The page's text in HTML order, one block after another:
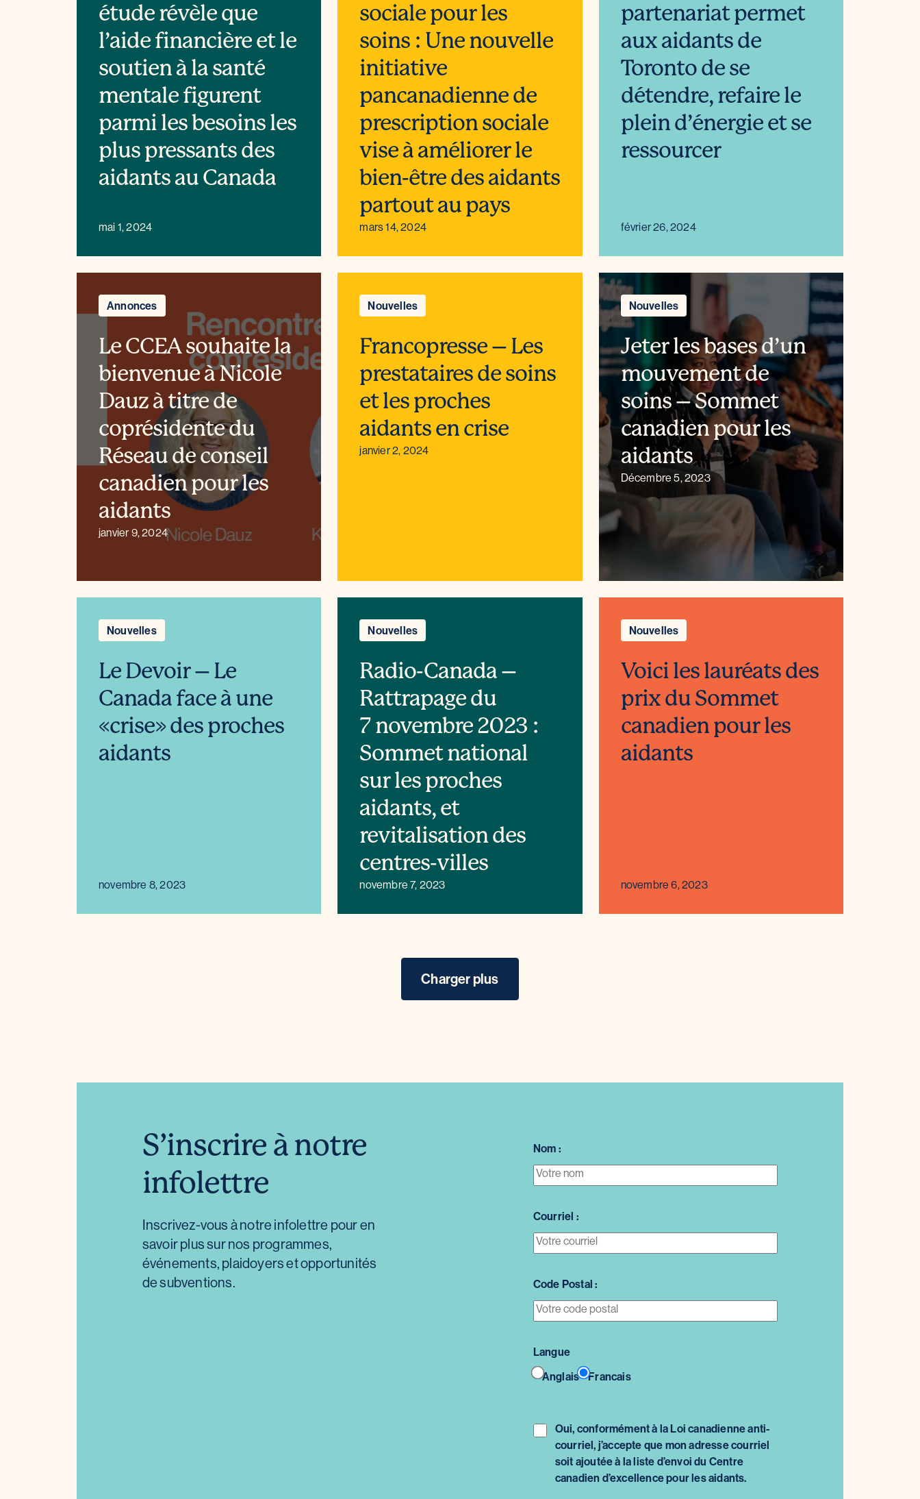
étude révèle que
l’aide financière et le
soutien à la santé
mentale figurent
parmi les besoins les
plus pressants des
aidants au Canada
mai 1, 2024
sociale pour les
soins : Une nouvelle
initiative
pancanadienne de
prescription sociale
vise à améliorer le
bien-être des aidants
partout au pays
mars 14, 2024
partenariat permet
aux aidants de
Toronto de se
détendre, refaire le
plein d’énergie et se
ressourcer
février 26, 2024
Annonces
Le CCEA souhaite la
bienvenue à Nicole
Dauz à titre de
coprésidente du
Réseau de conseil
canadien pour les
aidants
janvier 9, 2024
Nouvelles
Francopresse – Les
prestataires de soins
et les proches
aidants en crise
janvier 2, 2024
Nouvelles
Jeter les bases d’un
mouvement de
soins – Sommet
canadien pour les
aidants
Décembre 5, 2023
Nouvelles
Le Devoir – Le
Canada face à une
«crise» des proches
aidants
novembre 8, 2023
Nouvelles
Radio-Canada –
Rattrapage du
7 novembre 2023 :
Sommet national
sur les proches
aidants, et
revitalisation des
centres-villes
novembre 7, 2023
Nouvelles
Voici les lauréats des
prix du Sommet
canadien pour les
aidants
novembre 6, 2023
Charger plus
S’inscrire à notre
infolettre
Inscrivez-vous à notre infolettre pour en
savoir plus sur nos programmes,
événements, plaidoyers et opportunités
de subventions.
Nom :
Courriel :
Code Postal :
Langue
Anglais
Francais
Oui, conformément à la Loi canadienne anti-
courriel, j’accepte que mon adresse courriel
soit ajoutée à la liste d’envoi du Centre
canadien d’excellence pour les aidants.